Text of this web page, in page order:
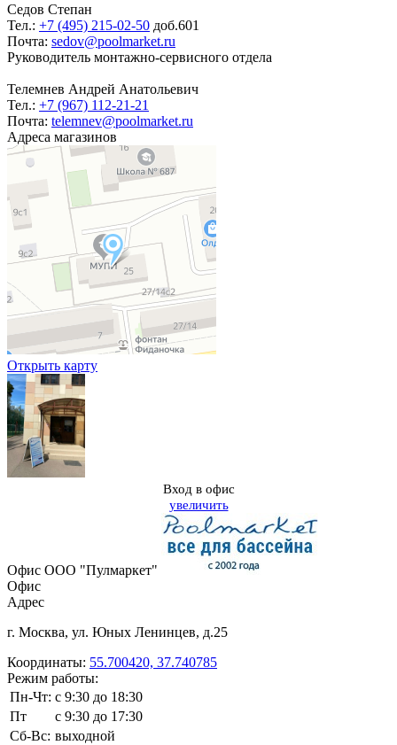
Седов Степан
Тел.: +7 (495) 215-02-50 доб.601
Почта: sedov@poolmarket.ru
Руководитель монтажно-сервисного отдела
Телемнев Андрей Анатольевич
Тел.: +7 (967) 112-21-21
Почта: telemnev@poolmarket.ru
Адреса магазинов
Открыть карту
Вход в офис
увеличить
Офис ООО "Пулмаркет"
Офис
Адрес
г. Москва, ул. Юных Ленинцев, д.25
Координаты: 55.700420, 37.740785
Режим работы:
Пн-Чт: с 9:30 до 18:30
Пт
с 9:30 до 17:30
Сб-Вс: выходной